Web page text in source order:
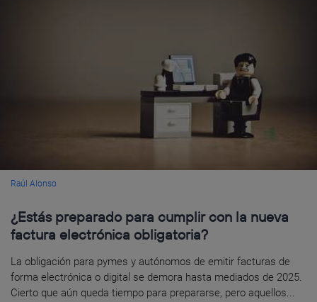
Raúl Alonso
¿Estás preparado para cumplir con la nueva
factura electrónica obligatoria?
La obligación para pymes y autónomos de emitir facturas de
forma electrónica o digital se demora hasta mediados de 2025.
Cierto que aún queda tiempo para prepararse, pero aquellos...